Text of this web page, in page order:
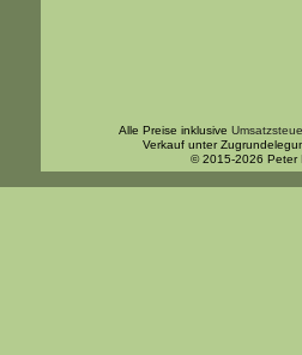
Alle Preise inklusive
Verkauf unter
© 2015-2026 Peter